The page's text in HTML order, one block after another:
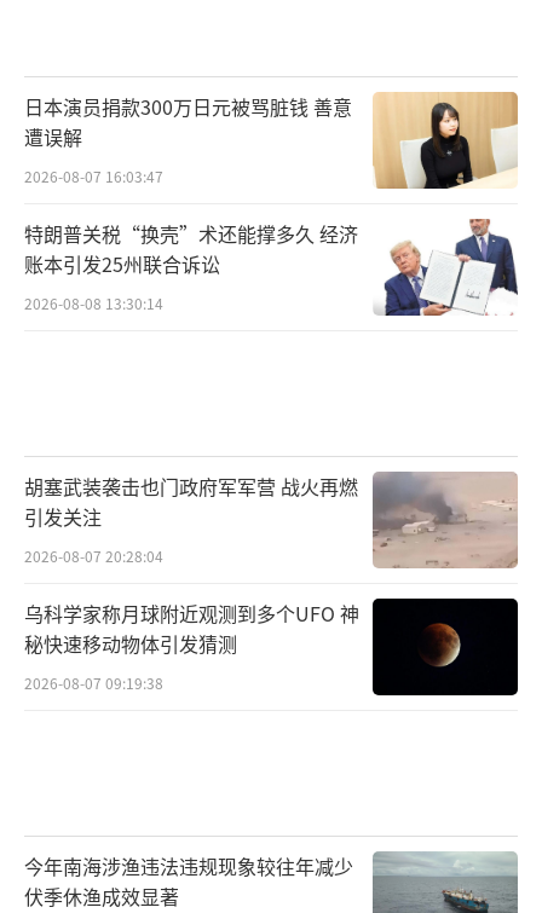
国内不满。X上流传其飞机“逃往巴西边境”传
闻，但未证实。
有三种可能。一、谈判妥协，马杜罗“软
着陆”，18个月内交权，换取豁免。二、宫廷
政变，军内不满（石油腐败）或CIA渗透，导致
内斗。三、流亡或审判，若美空袭成功，马杜
可战胜”，但如咖啡馆服务员所言，“谁知道
呢”，不确定性，正是其最大筹码。
特朗普的围猎或成“双刃剑”，胜则重振
美威，败则酿拉美新泥潭。东方大国需警惕溢
出效应，平衡能源与外交。局势如棋，下一子
落，谁主沉浮？
（责任编辑：卢其龙 CM0882）
日本演员捐款300万日元被骂脏钱 善意
遭误解
2026-08-07 16:03:47
特朗普关税“换壳”术还能撑多久 经济
账本引发25州联合诉讼
2026-08-08 13:30:14
胡塞武装袭击也门政府军军营 战火再燃
引发关注
2026-08-07 20:28:04
乌科学家称月球附近观测到多个UFO 神
秘快速移动物体引发猜测
2026-08-07 09:19:38
今年南海涉渔违法违规现象较往年减少
伏季休渔成效显著